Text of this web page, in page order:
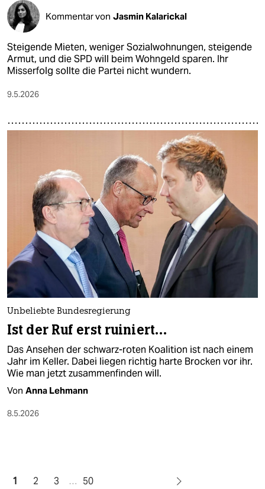
Kommentar von Jasmin Kalarickal
Steigende Mieten, weniger Sozialwohnungen, steigende
Armut, und die SPD will beim Wohngeld sparen. Ihr
Misserfolg sollte die Partei nicht wundern.
9.5.2026
Unbeliebte Bundesregierung
Ist der Ruf erst ruiniert…
Das Ansehen der schwarz-roten Koalition ist nach einem
Jahr im Keller. Dabei liegen richtig harte Brocken vor ihr.
Wie man jetzt zusammenfinden will.
Von Anna Lehmann
8.5.2026
1 2 3 … 50